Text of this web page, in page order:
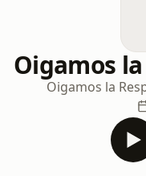
Oigamos
Oigamos la